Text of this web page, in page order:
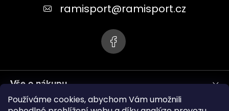
Používáme cookies, abychom Vám umožnili
ramisport@ramisport.cz
Vše o nákupu